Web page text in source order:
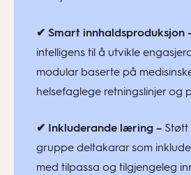
✔ Smart innhaldsproduksjon
intelligens til å utvikle
modular baserte på
helsefaglege retningslinjer og
✔ Inkluderande læring –
gruppe deltakarar som
med tilpassa og tilgjengeleg